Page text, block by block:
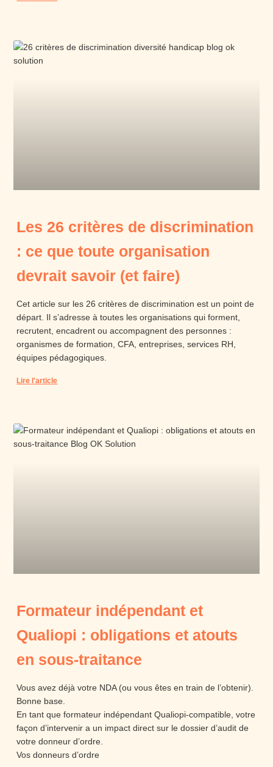
Les 26 critères de discrimination
: ce que toute organisation
devrait savoir (et faire)
Cet article sur les 26 critères de discrimination est un point de
départ. Il s’adresse à toutes les organisations qui forment,
recrutent, encadrent ou accompagnent des personnes :
organismes de formation, CFA, entreprises, services RH,
équipes pédagogiques.
Lire l'article
Formateur indépendant et
Qualiopi : obligations et atouts
en sous-traitance
Vous avez déjà votre NDA (ou vous êtes en train de l’obtenir).
Bonne base.
En tant que formateur indépendant Qualiopi-compatible, votre
façon d’intervenir a un impact direct sur le dossier d’audit de
votre donneur d’ordre.
Vos donneurs d’ordre